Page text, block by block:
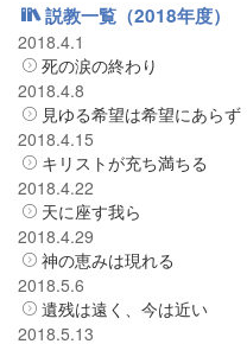
説教一覧（2018年度）
2018.4.1
死の涙の終わり
2018.4.8
見ゆる希望は希望にあらず
2018.4.15
キリストが充ち満ちる
2018.4.22
天に座す我ら
2018.4.29
神の恵みは現れる
2018.5.6
遺残は遠く、今は近い
2018.5.13